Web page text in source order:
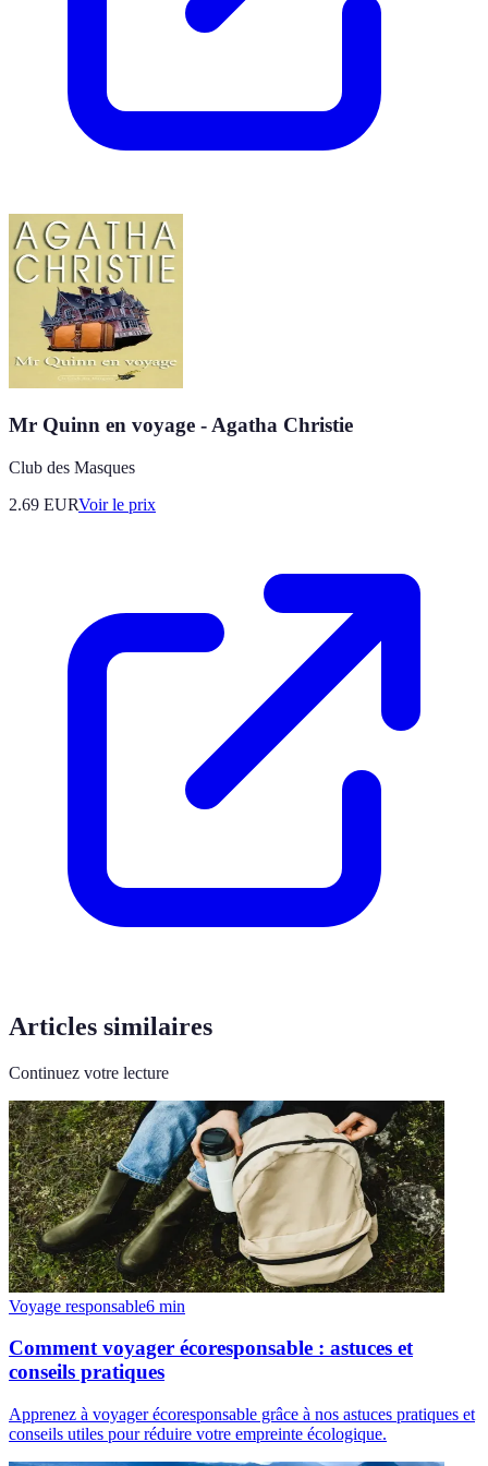
Mr Quinn en voyage - Agatha Christie
Club des Masques
2.69 EURVoir le prix
Articles similaires
Continuez votre lecture
Voyage responsable6 min
Comment voyager écoresponsable : astuces et
conseils pratiques
Apprenez à voyager écoresponsable grâce à nos astuces pratiques et
conseils utiles pour réduire votre empreinte écologique.